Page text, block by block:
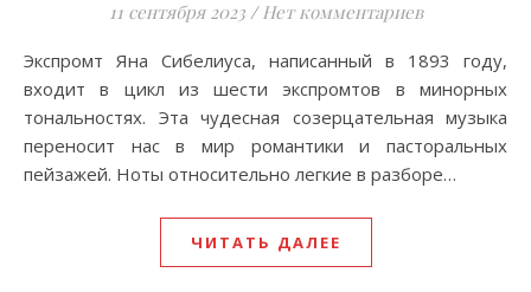
11 сентября 2023 / Нет комментариев
Экспромт Яна Сибелиуса, написанный в 1893 году,
входит в цикл из шести экспромтов в минорных
тональностях. Эта чудесная созерцательная музыка
переносит нас в мир романтики и пасторальных
пейзажей. Ноты относительно легкие в разборе…
ЧИТАТЬ ДАЛЕЕ